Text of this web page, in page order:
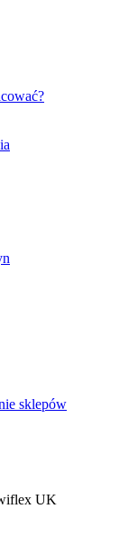
sklepów
UK